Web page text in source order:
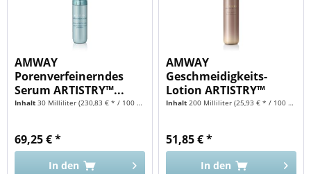
AMWAY
Porenverfeinerndes
Serum ARTISTRY™...
Inhalt30 Milliliter(230,83 € * / 100 Milliliter)
69,25 € *
In den
AMWAY
Geschmeidigkeits-
Lotion ARTISTRY™
YOUTH...
Inhalt200 Milliliter(25,93 € * / 100 Milliliter)
51,85 € *
In den